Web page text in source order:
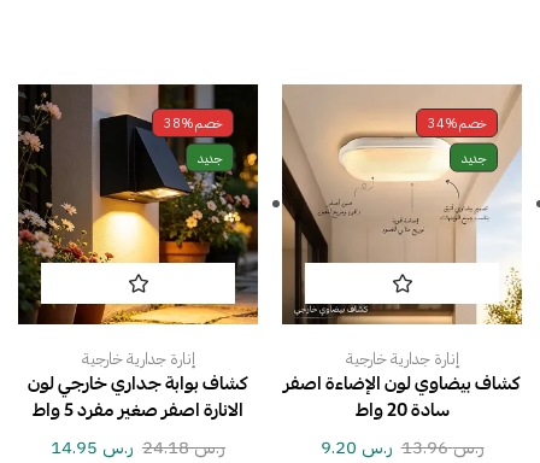
خصم34%
جديد
إنارة جدارية خارجية
كشاف بيضاوي لون الإضاءة اصفر
سادة 20 واط
ر.س13.96 ر.س
خصم38%
جديد
إنارة جدارية خارجية
كشاف بوابة جداري خارجي لون
الانارة اصفر صغير مفرد 5 واط
ر.س24.18 ر.س